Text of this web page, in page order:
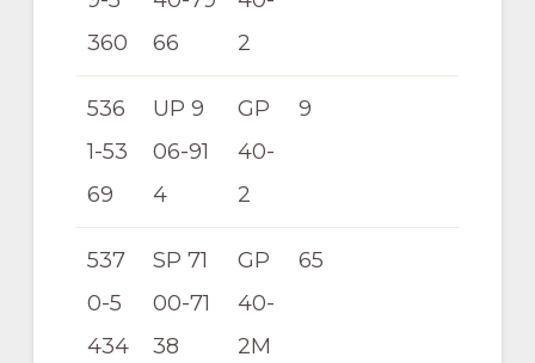
360
66
2
536
1-53
69
UP 9
06-91
4
GP
40-
2
9
537
0-5
434
SP 71
00-71
38
GP
40-
2M
65